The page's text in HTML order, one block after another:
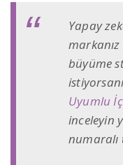
Yapay
büyüme
Uyumlu
inceleyin
numaralı